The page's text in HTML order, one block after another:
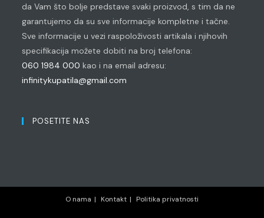
da Vam što bolje predstave svaki proizvod, s tim da ne
garantujemo da su sve informacije kompletne i tačne.
Sve informacije u vezi raspoloživosti artikala i njihovih
specifikacija možete dobiti na broj telefona:
060 1984 000 kao i na email adresu:
infinitykupatila@gmail.com
POSETITE NAS
O nama Kontakt Politika privatnosti